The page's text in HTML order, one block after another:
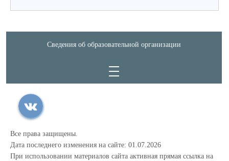
Сведения об образовательной организации
Все права защищены.
Дата последнего изменения на сайте: 01.07.2026
При использовании материалов сайта активная прямая ссылка на